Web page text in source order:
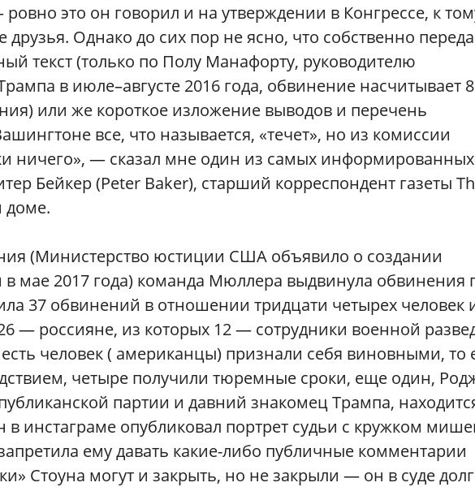
это он говорил и на утверждении в Конгрессе, к
Однако до сих пор не ясно, что собственно
текст (только по Полу Манафорту, руководителю
в июле–августе 2016 года, обвинение насчитывает
или же короткое изложение выводов и перечень
все, что называется, «течет», но из комиссии
ничего», — сказал мне один из самых информированных
Бейкер (Peter Baker), старший корреспондент газеты
доме.
(Министерство юстиции США объявило о создании
мае 2017 года) команда Мюллера выдвинула обвинения
37 обвинений в отношении тридцати четырех человек
— россияне, из которых 12 — сотрудники военной
человек ( американцы) признали себя виновными, то
четыре получили тюремные сроки, еще один,
партии и давний знакомец Трампа,
в инстаграме опубликовал портрет судьи с кружком
ему давать какие-либо публичные комментарии
Стоуна могут и закрыть, но не закрыли — он в суде